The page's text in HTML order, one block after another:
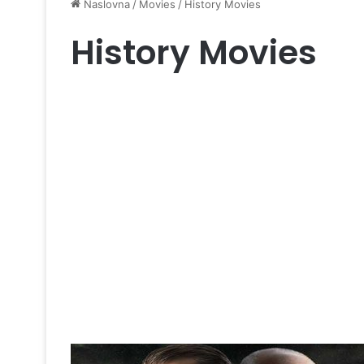
Naslovna / Movies / History Movies
History Movies